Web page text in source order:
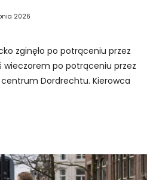
2026
zginęło po potrąceniu przez
wieczorem po potrąceniu przez
Dordrechtu. Kierowca